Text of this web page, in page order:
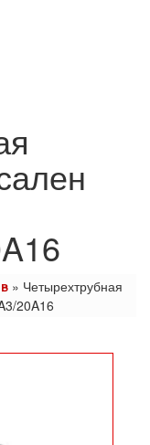
» Четырехтрубная
20A16